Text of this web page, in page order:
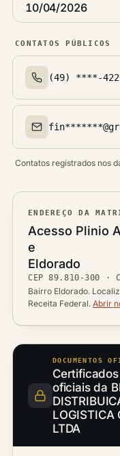
10/04/2026
CONTATOS PÚBLICOS
Telefone(s)
(49) ****-
Email(s)
Contatos registrados nos
ENDEREÇO DA
Acesso Plinio
e
Bairro
Eldorado
CEP
CEP89.810-300 ·
Cidade / UF
Bairro Eldorado.
Receita Federal. Abrir
DOCUMENTOS
oficiais da
LOGISTICA
LTDA